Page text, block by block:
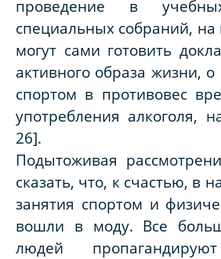
проведение в
специальных собраний, на
могут сами готовить
активного образа жизни, о
спортом в противовес
употребления алкоголя,
26].
Подытоживая
сказать, что, к счастью, в
занятия спортом и
вошли в моду. Все
людей